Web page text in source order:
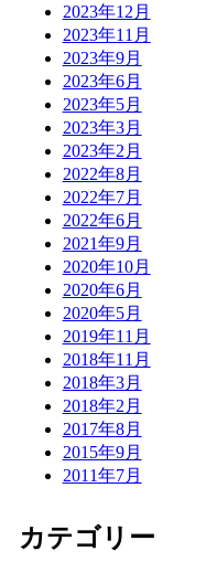
2023年12月
2023年11月
2023年9月
2023年6月
2023年5月
2023年3月
2023年2月
2022年8月
2022年7月
2022年6月
2021年9月
2020年10月
2020年6月
2020年5月
2019年11月
2018年11月
2018年3月
2018年2月
2017年8月
2015年9月
2011年7月
カテゴリー